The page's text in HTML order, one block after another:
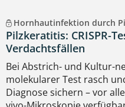
Hornhautinfektion durch
Pilzkeratitis: CRISPR-
Verdachtsfällen
Bei Abstrich- und Kultur-
molekularer Test rasch
Diagnose sichern – vor